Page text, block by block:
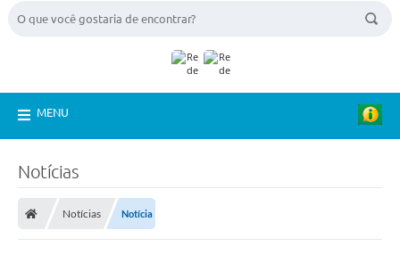
MENU
Notícias
Notícias Notícia